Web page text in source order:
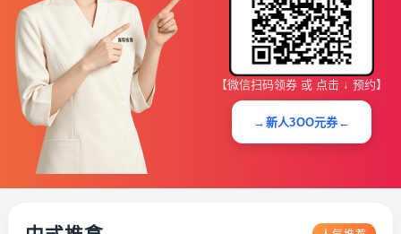
【微信扫码领券 或 点击 ↓ 预约】
→新人3OO元券←